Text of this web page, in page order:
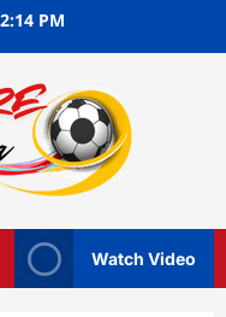
PM
Watch Video